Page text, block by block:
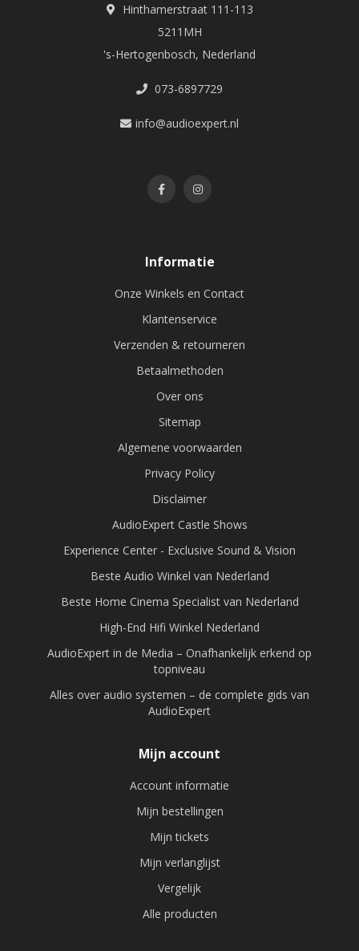
Hinthamerstraat 111-113
5211MH
's-Hertogenbosch, Nederland
073-6897729
info@audioexpert.nl
Informatie
Onze Winkels en Contact
Klantenservice
Verzenden & retourneren
Betaalmethoden
Over ons
Sitemap
Algemene voorwaarden
Privacy Policy
Disclaimer
AudioExpert Castle Shows
Experience Center - Exclusive Sound & Vision
Beste Audio Winkel van Nederland
Beste Home Cinema Specialist van Nederland
High-End Hifi Winkel Nederland
AudioExpert in de Media – Onafhankelijk erkend op
topniveau
Alles over audio systemen – de complete gids van
AudioExpert
Mijn account
Account informatie
Mijn bestellingen
Mijn tickets
Mijn verlanglijst
Vergelijk
Alle producten